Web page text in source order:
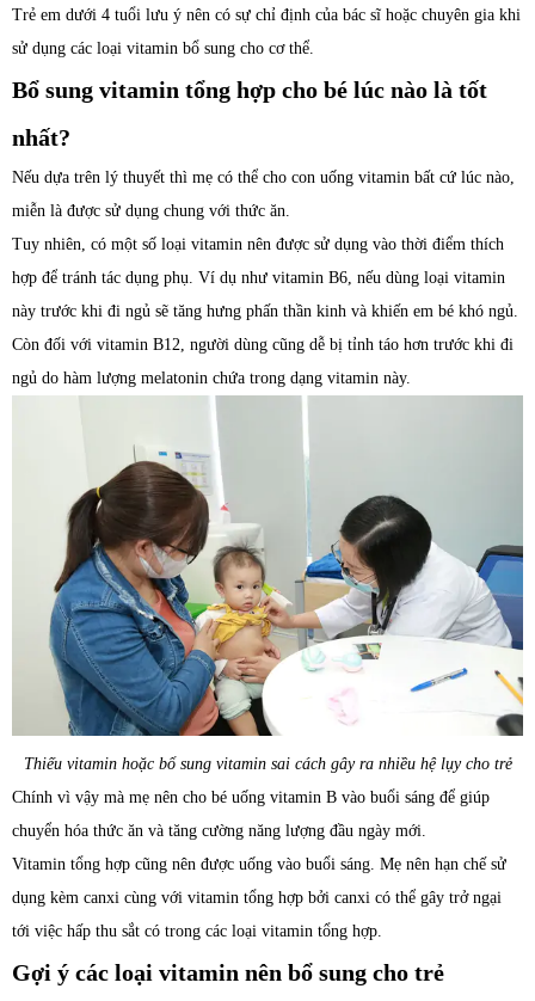
Trẻ em dưới 4 tuổi lưu ý nên có sự chỉ định của bác sĩ hoặc chuyên gia khi
sử dụng các loại vitamin bổ sung cho cơ thể.
Bổ sung vitamin tổng hợp cho bé lúc nào là tốt
nhất?
Nếu dựa trên lý thuyết thì mẹ có thể cho con uống vitamin bất cứ lúc nào,
miễn là được sử dụng chung với thức ăn.
Tuy nhiên, có một số loại vitamin nên được sử dụng vào thời điểm thích
hợp để tránh tác dụng phụ. Ví dụ như vitamin B6, nếu dùng loại vitamin
này trước khi đi ngủ sẽ tăng hưng phấn thần kinh và khiến em bé khó ngủ.
Còn đối với vitamin B12, người dùng cũng dễ bị tỉnh táo hơn trước khi đi
ngủ do hàm lượng melatonin chứa trong dạng vitamin này.
Thiếu vitamin hoặc bổ sung vitamin sai cách gây ra nhiều hệ lụy cho trẻ
Chính vì vậy mà mẹ nên cho bé uống vitamin B vào buổi sáng để giúp
chuyển hóa thức ăn và tăng cường năng lượng đầu ngày mới.
Vitamin tổng hợp cũng nên được uống vào buổi sáng. Mẹ nên hạn chế sử
dụng kèm canxi cùng với vitamin tổng hợp bởi canxi có thể gây trở ngại
tới việc hấp thu sắt có trong các loại vitamin tổng hợp.
Gợi ý các loại vitamin nên bổ sung cho trẻ